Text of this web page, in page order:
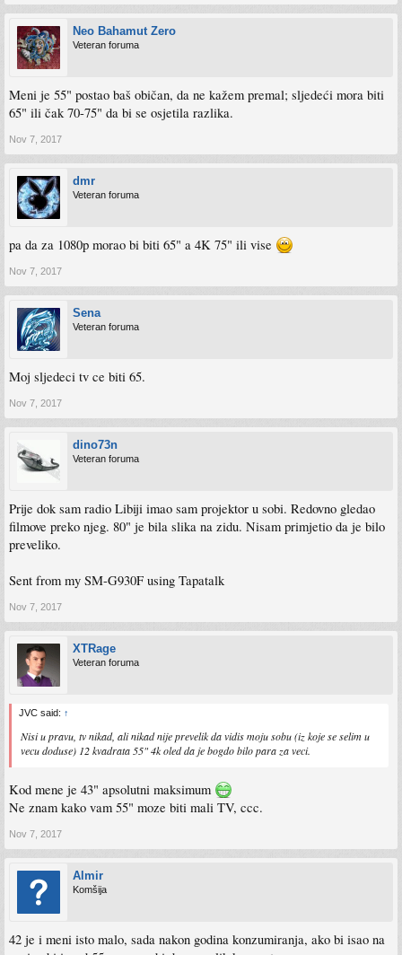
Neo Bahamut Zero
Veteran foruma
Meni je 55" postao baš običan, da ne kažem premal; sljedeći mora biti
65" ili čak 70-75" da bi se osjetila razlika.
Nov 7, 2017
dmr
Veteran foruma
pa da za 1080p morao bi biti 65" a 4K 75" ili vise
Nov 7, 2017
Sena
Veteran foruma
Moj sljedeci tv ce biti 65.
Nov 7, 2017
dino73n
Veteran foruma
Prije dok sam radio Libiji imao sam projektor u sobi. Redovno gledao
filmove preko njeg. 80" je bila slika na zidu. Nisam primjetio da je bilo
preveliko.
Sent from my SM-G930F using Tapatalk
Nov 7, 2017
XTRage
Veteran foruma
JVC said: ↑
Nisi u pravu, tv nikad, ali nikad nije prevelik da vidis moju sobu (iz koje se selim u
vecu doduse) 12 kvadrata 55" 4k oled da je bogdo bilo para za veci.
Kod mene je 43" apsolutni maksimum
Ne znam kako vam 55" moze biti mali TV, ccc.
Nov 7, 2017
Almir
Komšija
42 je i meni isto malo, sada nakon godina konzumiranja, ako bi isao na